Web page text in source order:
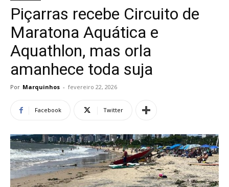
Piçarras recebe Circuito de
Maratona Aquática e
Aquathlon, mas orla
amanhece toda suja
Por Marquinhos - fevereiro 22, 2026
Facebook Twitter